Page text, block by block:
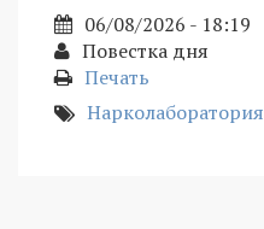
06/08/2026 - 18:19
Повестка дня
Печать
Нарколаборатория